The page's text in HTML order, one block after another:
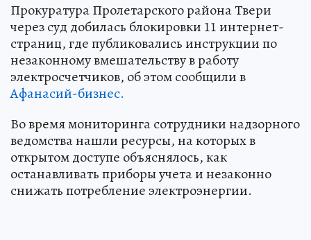
Прокуратура Пролетарского района Твери
через суд добилась блокировки 11 интернет-
страниц, где публиковались инструкции по
незаконному вмешательству в работу
электросчетчиков, об этом сообщили в
Афанасий-бизнес.
Во время мониторинга сотрудники надзорного
ведомства нашли ресурсы, на которых в
открытом доступе объяснялось, как
останавливать приборы учета и незаконно
снижать потребление электроэнергии.